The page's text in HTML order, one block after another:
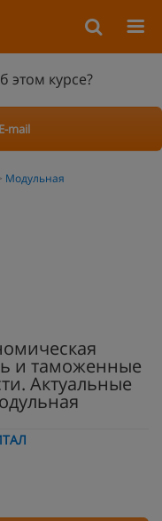
этом курсе?
mail
Модульная
и таможенные
Актуальные